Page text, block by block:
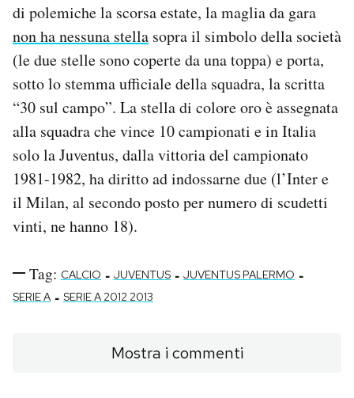
di polemiche la scorsa estate, la maglia da gara
non ha nessuna stella sopra il simbolo della società
(le due stelle sono coperte da una toppa) e porta,
sotto lo stemma ufficiale della squadra, la scritta
“30 sul campo”. La stella di colore oro è assegnata
alla squadra che vince 10 campionati e in Italia
solo la Juventus, dalla vittoria del campionato
1981-1982, ha diritto ad indossarne due (l’Inter e
il Milan, al secondo posto per numero di scudetti
vinti, ne hanno 18).
Tag: CALCIO - JUVENTUS - JUVENTUS PALERMO -
SERIE A - SERIE A 2012 2013
Mostra i commenti